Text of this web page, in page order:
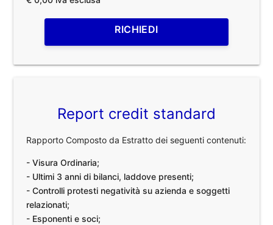
RICHIEDI
Report credit standard
Rapporto Composto da Estratto dei seguenti contenuti:
- Visura Ordinaria;
- Ultimi 3 anni di bilanci, laddove presenti;
- Controlli protesti negatività su azienda e soggetti
relazionati;
- Esponenti e soci;